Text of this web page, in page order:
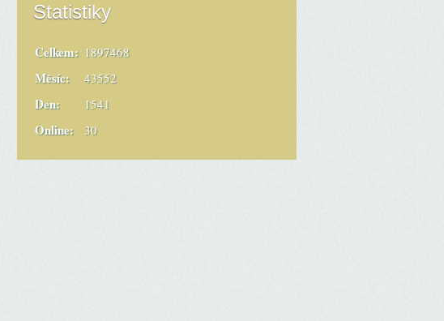
Statistiky
Online: 30
Celkem: 1897468
Měsíc: 43552
Den: 1541